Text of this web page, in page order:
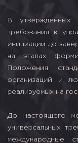
В утвержденных
требования к
инициации до
на этапах
Положения
организаций и
реализуемых на
До настоящего
универсальных
международные